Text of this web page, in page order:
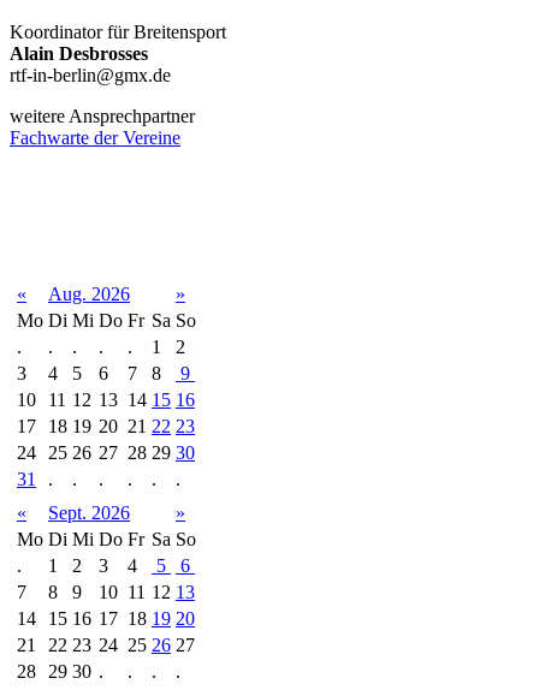
Koordinator für Breitensport
Alain Desbrosses
rtf-in-berlin@gmx.de
weitere Ansprechpartner
Fachwarte der Vereine
« Aug. 2026
»
Mo Di Mi Do Fr Sa So
.
. . . . 1
2
3
4 5 6 7 8
9
10
11 12 13 14 15 16
17
18 19 20 21 22 23
24
25 26 27 28 29 30
31
. . . . .
.
«
Sept. 2026
»
Mo Di Mi Do Fr Sa So
.
1 2 3 4 5
6
7
8 9 10 11 12 13
14
15 16 17 18 19 20
21
22 23 24 25 26 27
28
29 30 . . . .